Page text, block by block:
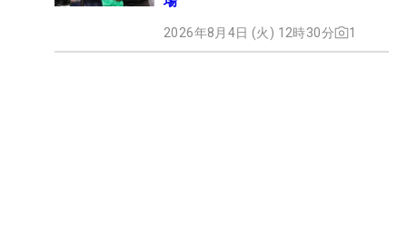
2026年8月4日 (火) 12時30分 1